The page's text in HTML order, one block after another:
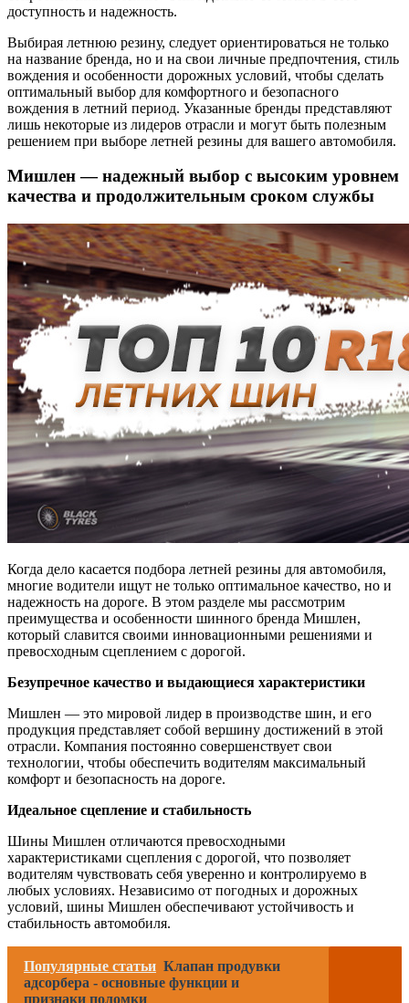
доступность и надежность.
Выбирая летнюю резину, следует ориентироваться не только
на название бренда, но и на свои личные предпочтения, стиль
вождения и особенности дорожных условий, чтобы сделать
оптимальный выбор для комфортного и безопасного
вождения в летний период. Указанные бренды представляют
лишь некоторые из лидеров отрасли и могут быть полезным
решением при выборе летней резины для вашего автомобиля.
Мишлен — надежный выбор с высоким уровнем
качества и продолжительным сроком службы
Когда дело касается подбора летней резины для автомобиля,
многие водители ищут не только оптимальное качество, но и
надежность на дороге. В этом разделе мы рассмотрим
преимущества и особенности шинного бренда Мишлен,
который славится своими инновационными решениями и
превосходным сцеплением с дорогой.
Безупречное качество и выдающиеся характеристики
Мишлен — это мировой лидер в производстве шин, и его
продукция представляет собой вершину достижений в этой
отрасли. Компания постоянно совершенствует свои
технологии, чтобы обеспечить водителям максимальный
комфорт и безопасность на дороге.
Идеальное сцепление и стабильность
Шины Мишлен отличаются превосходными
характеристиками сцепления с дорогой, что позволяет
водителям чувствовать себя уверенно и контролируемо в
любых условиях. Независимо от погодных и дорожных
условий, шины Мишлен обеспечивают устойчивость и
стабильность автомобиля.
Популярные статьи Клапан продувки
адсорбера - основные функции и
признаки поломки